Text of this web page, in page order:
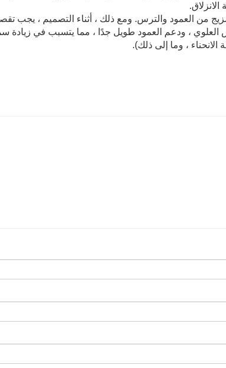
من العمود والترس. ومع ذلك ، أثناء التصميم ، يجب
العلوي ، ودعم العمود طويل جدًا ، مما يتسبب في زيادة
الانحناء ، وما إلى ذلك).